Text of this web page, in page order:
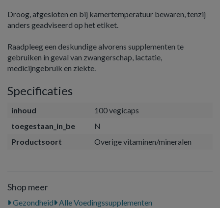
Droog, afgesloten en bij kamertemperatuur bewaren, tenzij
anders geadviseerd op het etiket.
Raadpleeg een deskundige alvorens supplementen te
gebruiken in geval van zwangerschap, lactatie,
medicijngebruik en ziekte.
Specificaties
inhoud
100 vegicaps
toegestaan_in_be
N
Productsoort
Overige vitaminen/mineralen
Shop meer
Gezondheid
Alle Voedingssupplementen